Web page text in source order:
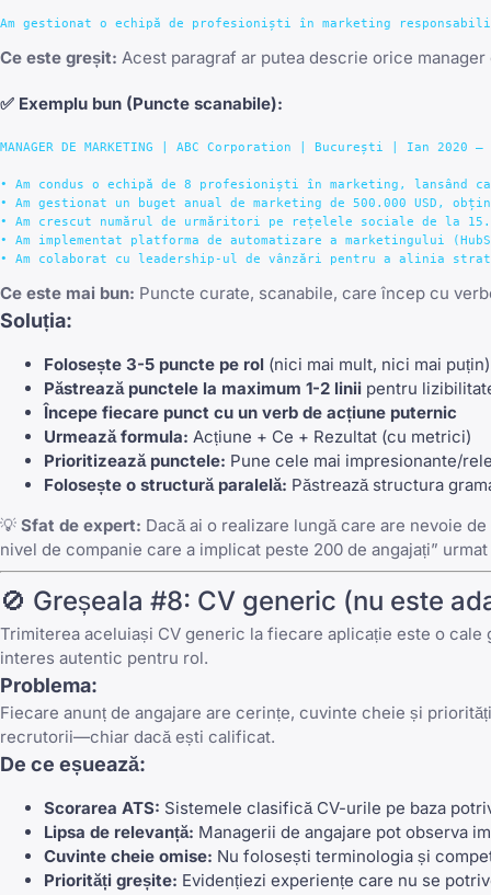
Ce este greșit: Acest paragraf ar putea descrie orice
✅ Exemplu bun (Puncte scanabile):
MANAGER DE MARKETING | ABC Corporation | București | Ian 2020 –
• Am condus o echipă de 8 profesioniști în marketing,
• Am gestionat un buget anual de marketing de 500.000 USD,
• Am crescut numărul de urmăritori pe rețelele sociale de la
• Am implementat platforma de automatizare a marketingului
Ce este mai bun: Puncte curate, scanabile, care încep cu
Soluția:
Folosește 3-5 puncte pe rol (nici mai mult, nici mai puțin)
Păstrează punctele la maximum 1-2 linii pentru
Începe fiecare punct cu un verb de acțiune puternic
Urmează formula: Acțiune + Ce + Rezultat (cu metrici)
Prioritizează punctele: Pune cele mai impresionante/
Folosește o structură paralelă: Păstrează structura
💡 Sfat de expert: Dacă ai o realizare lungă care are nevoie
nivel de companie care a implicat peste 200 de angajați”
🚫 Greșeala #8: CV generic (nu este
Trimiterea aceluiași CV generic la fiecare aplicație este o
interes autentic pentru rol.
Problema:
Fiecare anunț de angajare are cerințe, cuvinte cheie și
recrutorii—chiar dacă ești calificat.
De ce eșuează:
Scorarea ATS: Sistemele clasifică CV-urile pe baza
Lipsa de relevanță: Managerii de angajare pot observa
Cuvinte cheie omise: Nu folosești terminologia și
Priorități greșite: Evidențiezi experiențe care nu se